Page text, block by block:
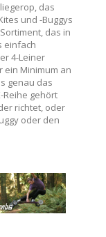
das
und -Buggys
das in
einfach
4-Leiner
ein Minimum an
genau das
Reihe gehört
richtet, oder
oder den